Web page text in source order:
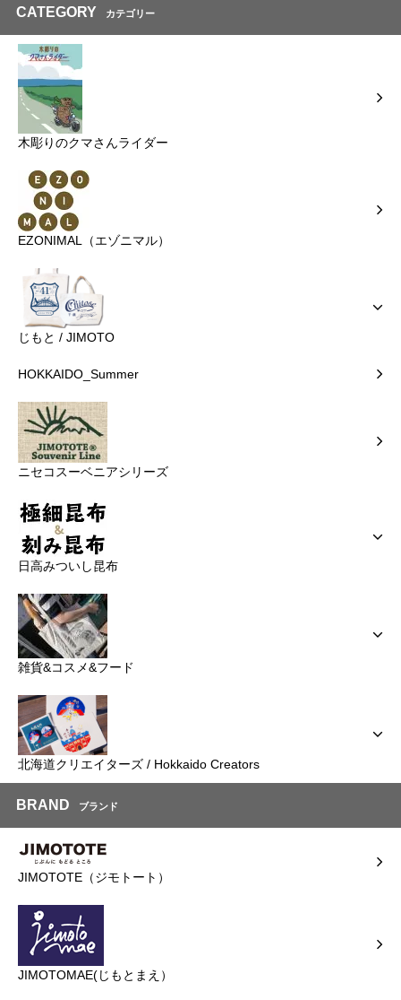
CATEGORY カテゴリー
木彫りのクマさんライダー
EZONIMAL（エゾニマル）
じもと / JIMOTO
HOKKAIDO_Summer
ニセコスーベニアシリーズ
日高みついし昆布
雑貨&コスメ&フード
北海道クリエイターズ / Hokkaido Creators
BRAND ブランド
JIMOTOTE（ジモトート）
JIMOTOMAE(じもとまえ）